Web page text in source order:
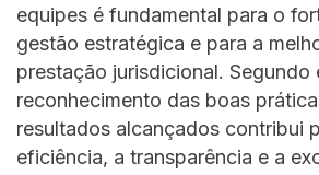
equipes é fundamental para o
gestão estratégica e para a
prestação jurisdicional. Segundo
reconhecimento das boas
resultados alcançados contribui
eficiência, a transparência e a